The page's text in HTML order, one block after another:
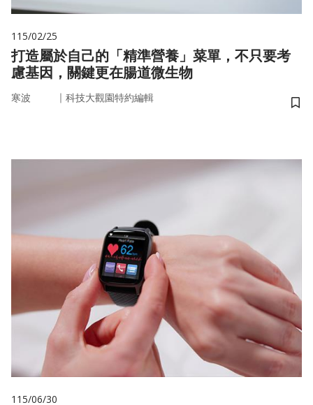
115/02/25
打造屬於自己的「精準營養」菜單，不只要考
慮基因，關鍵更在腸道微生物
寒波 ｜ 科技大觀園特約編輯
儲
115/06/30